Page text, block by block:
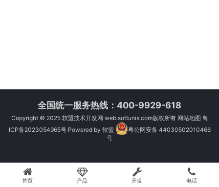
全国统一服务热线：400-9929-618
Copyright © 2025 软盟技术开发网 web.softunis.com版权所有 网站地图 粤
ICP备2023054965号Powered by 软盟
粤公网安备 44030502010466
号
首页 产品 开发 电话